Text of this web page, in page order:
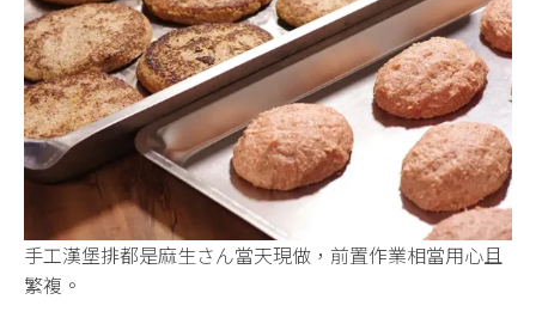
手工漢堡排都是麻生さん當天現做，前置作業相當用心且
繁複。